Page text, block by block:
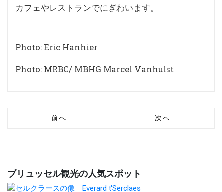
カフェやレストランでにぎわいます。
Photo: Eric Hanhier
Photo: MRBC/ MBHG Marcel Vanhulst
前へ 次へ
ブリュッセル観光の人気スポット